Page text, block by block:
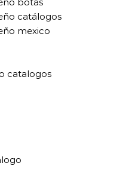
catálogos
mexico
catalogos